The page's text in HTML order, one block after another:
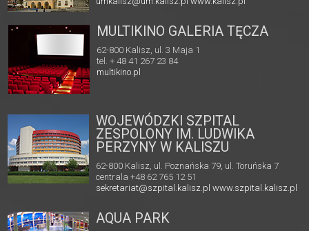
MULTIKINO GALERIA TĘCZA
62-800 Kalisz, ul. 3 Maja 1
tel. + 48 41 267 23 84
multikino.pl
WOJEWÓDZKI SZPITAL
ZESPOLONY IM. LUDWIKA
PERZYNY W KALISZU
62-800 Kalisz, ul. Poznańska 79, ul. Toruńska 7
centrala +48 62 765 12 51
sekretariat@szpital.kalisz.pl www.szpital.kalisz.pl
AQUA PARK